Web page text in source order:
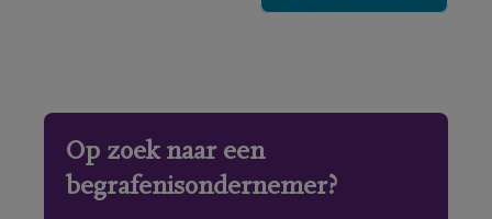
Op zoek naar een
begrafenisondernemer?